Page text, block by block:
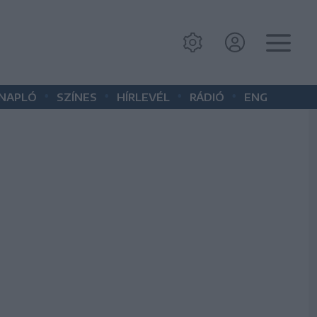
SZÍNES HÍRLEVÉL RÁDIÓ ENG